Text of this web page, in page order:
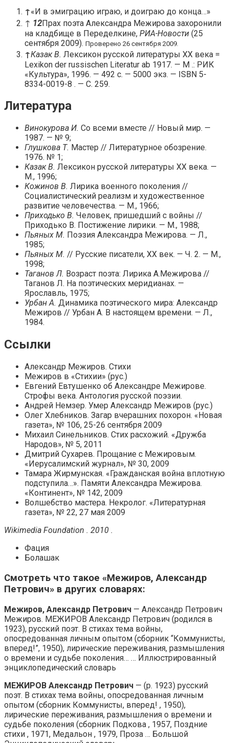
↑«И в эмиграцию играю, и доиграю до конца…»
↑ 12Прах поэта Александра Межирова захоронили
на кладбище в Переделкине, РИА-Новости (25
сентября 2009). Проверено 26 сентября 2009.
↑Казак В. Лексикон русской литературы XX века =
Lexikon der russischen Literatur ab 1917. — М .: РИК
«Культура», 1996. — 492 с. — 5000 экз. — ISBN 5-
8334-0019-8 . — С. 259.
Литература
Винокурова И. Со всеми вместе // Новый мир. —
1987. — № 9;
Глушкова Т. Мастер // Литературное обозрение.
1976. № 1;
Казак В. Лексикон русской литературы ХХ века. —
М., 1996;
Кожинов В. Лирика военного поколения //
Социалистический реализм и художественное
развитие человечества. — М., 1966;
Приходько В. Человек, пришедший с войны //
Приходько В. Постижение лирики. — М., 1988;
Пьяных М. Поэзия Александра Межирова. — Л.,
1985;
Пьяных М. // Русские писатели, ХХ век. — Ч. 2. — М.,
1998;
Таганов Л. Возраст поэта: Лирика А.Межирова //
Таганов Л. На поэтических меридианах. —
Ярославль, 1975;
Урбан А. Динамика поэтического мира: Александр
Межиров // Урбан А. В настоящем времени. — Л.,
1984.
Ссылки
Александр Межиров. Стихи
Межиров в «Стихии» (рус.)
Евгений Евтушенко об Александре Межирове.
Строфы века. Антология русской поэзии.
Андрей Немзер. Умер Александр Межиров (рус.)
Олег Хлебников. Загар вчерашних похорон. «Новая
газета», № 106, 25-26 сентября 2009
Михаил Синельников. Стих расхожий. «Дружба
Народов», № 5, 2011
Дмитрий Сухарев. Прощание с Межировым.
«Иерусалимский журнал», № 30, 2009
Тамара Жирмунская. «Гражданская война вплотную
подступила…». Памяти Александра Межирова.
«Континент», № 142, 2009
Волшебство мастера. Некролог. «Литературная
газета», № 22, 27 мая 2009
Wikimedia Foundation . 2010 .
Фация
Болашак
Смотреть что такое «Межиров, Александр
Петрович» в других словарях:
Межиров, Александр Петрович — Александр Петрович
Межиров. МЕЖИРОВ Александр Петрович (родился в
1923), русский поэт. В стихах тема войны,
опосредованная личным опытом (сборник “Коммунисты,
вперед!”, 1950), лирические переживания, размышления
о времени и судьбе поколения… … Иллюстрированный
энциклопедический словарь
МЕЖИРОВ Александр Петрович — (р. 1923) русский
поэт. В стихах тема войны, опосредованная личным
опытом (сборник Коммунисты, вперед! , 1950),
лирические переживания, размышления о времени и
судьбе поколения (сборник Подкова , 1957, Поздние
стихи , 1971, Медальон , 1979, Проза … Большой